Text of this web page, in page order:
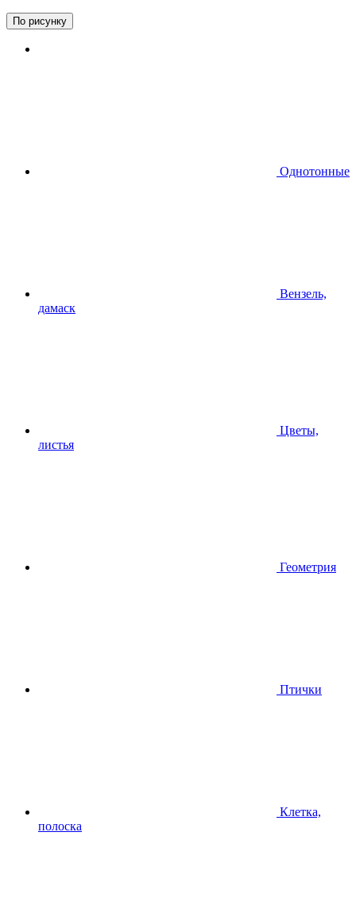
По рисунку
Однотонные
Вензель,
дамаск
Цветы,
листья
Геометрия
Птички
Клетка,
полоска